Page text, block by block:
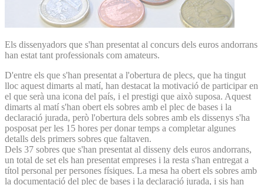
Els dissenyadors que s'han presentat al concurs dels euros andorrans
han estat tant professionals com amateurs.
D'entre els que s'han presentat a l'obertura de plecs, que ha tingut
lloc aquest dimarts al matí, han destacat la motivació de participar en
el que serà una icona del país, i el prestigi que això suposa. Aquest
dimarts al matí s'han obert els sobres amb el plec de bases i la
declaració jurada, però l'obertura dels sobres amb els dissenys s'ha
posposat per les 15 hores per donar temps a completar algunes
detalls dels primers sobres que faltaven.
Dels 37 sobres que s'han presentat al disseny dels euros andorrans,
un total de set els han presentat empreses i la resta s'han entregat a
títol personal per persones físiques. La mesa ha obert els sobres amb
la documentació del plec de bases i la declaració jurada, i sis han